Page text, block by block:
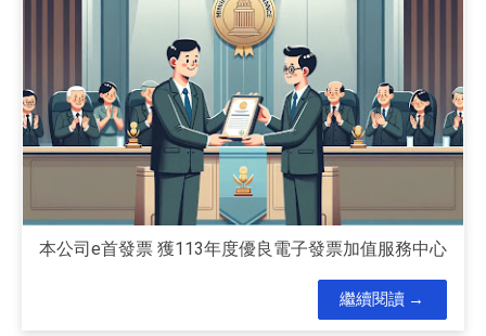
本公司e首發票 獲113年度優良電子發票加值服務中心
繼續閱讀